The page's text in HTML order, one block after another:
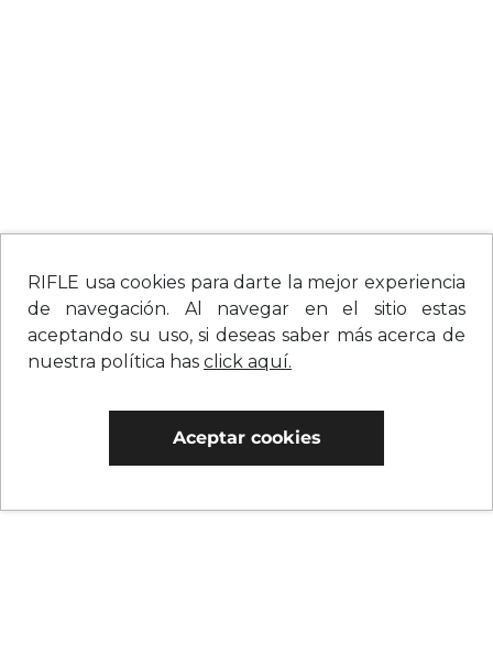
RIFLE usa cookies para darte la mejor experiencia
de navegación. Al navegar en el sitio estas
aceptando su uso, si deseas saber más acerca de
nuestra política has click aquí.
Aceptar cookies